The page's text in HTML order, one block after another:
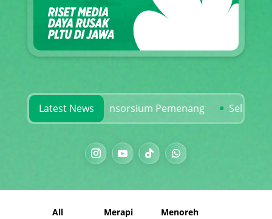
Latest News
Rekam Jejak Konsorsium Pemenang Selamatkan
All Merapi
Menoreh